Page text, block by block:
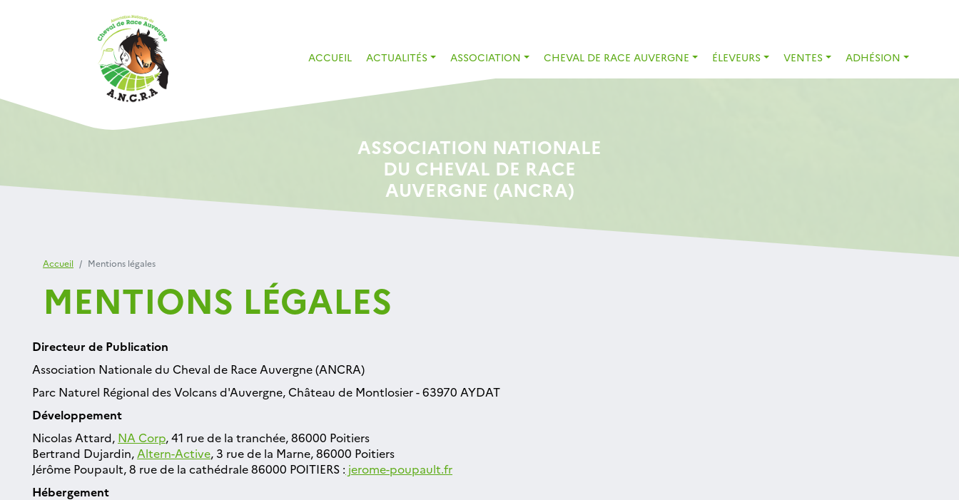
ACCUEIL ACTUALITÉS ASSOCIATION CHEVAL DE RACE AUVERGNE ÉLEVEURS VENTES ADHÉSION
ASSOCIATION NATIONALE
DU CHEVAL DE RACE
AUVERGNE (ANCRA)
Accueil Mentions légales
MENTIONS LÉGALES
Directeur de Publication
Association Nationale du Cheval de Race Auvergne (ANCRA)
Parc Naturel Régional des Volcans d'Auvergne, Château de Montlosier - 63970 AYDAT
Développement
Nicolas Attard, NA Corp, 41 rue de la tranchée, 86000 Poitiers
Bertrand Dujardin, Altern-Active, 3 rue de la Marne, 86000 Poitiers
Jérôme Poupault, 8 rue de la cathédrale 86000 POITIERS : jerome-poupault.fr
Hébergement